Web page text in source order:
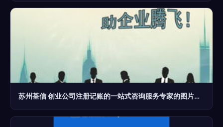
苏州荃信 创业公司注册记账的一站式咨询服务专家的图片揭秘